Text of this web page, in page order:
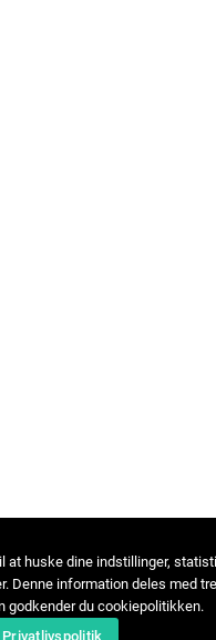
at huske dine indstillinger,
Denne information deles med
godkender du cookiepolitikken.
Privatlivspolitik